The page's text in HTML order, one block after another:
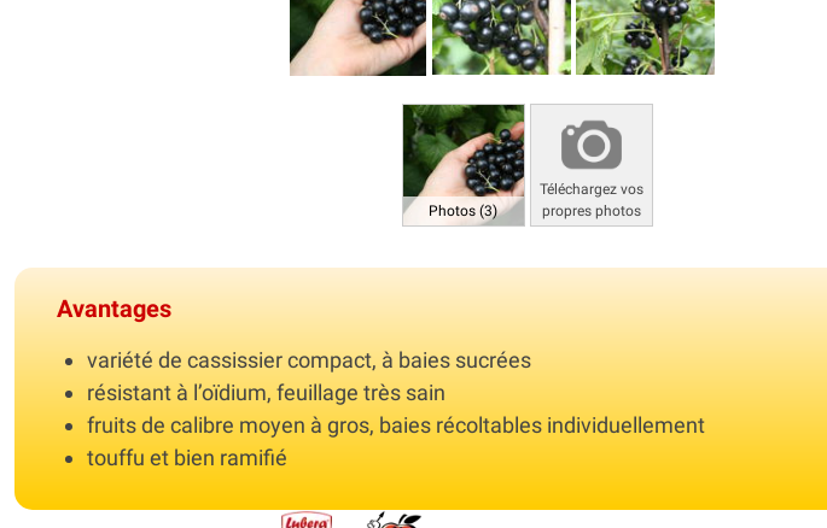
Photos (3)
Téléchargez vos
propres photos
Avantages
variété de cassissier compact, à baies sucrées
résistant à l’oïdium, feuillage très sain
fruits de calibre moyen à gros, baies récoltables individuellement
touffu et bien ramifié